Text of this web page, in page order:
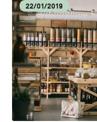
FR NL EN
ECOLOGIE
EDUCATION
HORECA
22/01/2019